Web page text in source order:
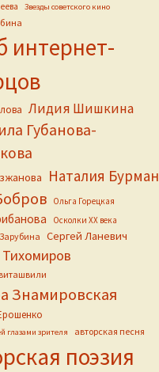
Звезды советского кино
интернет-
Лидия Шишкина
Губанова-
Наталия Бурман
Ольга Горецкая
Осколки ХХ века
Сергей Ланевич
Тихомиров
Знамировская
глазами зрителя авторская песня
поэзия